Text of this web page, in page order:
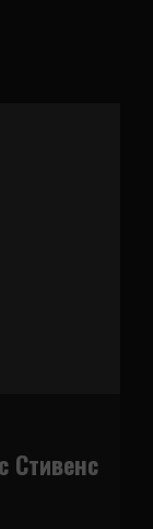
Стивенс